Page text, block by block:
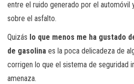
entre el ruido generado por el automóvil
sobre el asfalto.
Quizás lo que menos me ha gustado
de gasolina es la poca delicadeza de
corrigen lo que el sistema de seguridad
amenaza.